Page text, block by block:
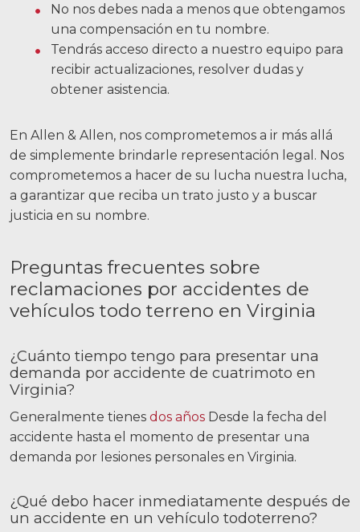
No nos debes nada a menos que obtengamos
una compensación en tu nombre.
Tendrás acceso directo a nuestro equipo para
recibir actualizaciones, resolver dudas y
obtener asistencia.
En Allen & Allen, nos comprometemos a ir más allá
de simplemente brindarle representación legal. Nos
comprometemos a hacer de su lucha nuestra lucha,
a garantizar que reciba un trato justo y a buscar
justicia en su nombre.
Preguntas frecuentes sobre
reclamaciones por accidentes de
vehículos todo terreno en Virginia
¿Cuánto tiempo tengo para presentar una
demanda por accidente de cuatrimoto en
Virginia?
Generalmente tienes dos años Desde la fecha del
accidente hasta el momento de presentar una
demanda por lesiones personales en Virginia.
¿Qué debo hacer inmediatamente después de
un accidente en un vehículo todoterreno?